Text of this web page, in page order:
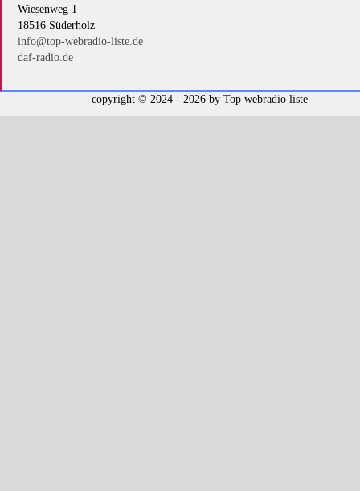
Wiesenweg 1
18516 Süderholz
info@top-webradio-liste.de
daf-radio.de
copyright © 2024 - 2026 by Top webradio liste